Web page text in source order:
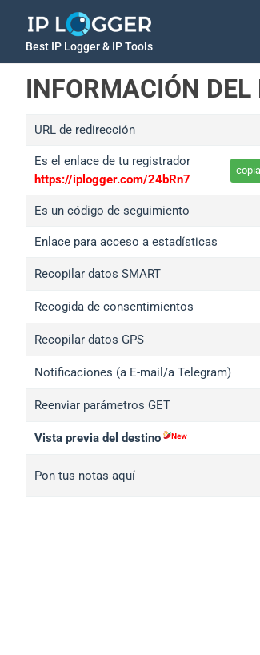
Best IP Logger & IP Tools
INFORMACIÓN DEL
URL de redirección
Es el enlace de tu registrador
https://iplogger.com/24bRn7
Es un código de seguimiento
Enlace para acceso a estadísticas
Recopilar datos SMART
Recogida de consentimientos
Recopilar datos GPS
Notificaciones (a E-mail/a Telegram)
Reenviar parámetros GET
Vista previa del destino
Pon tus notas aquí